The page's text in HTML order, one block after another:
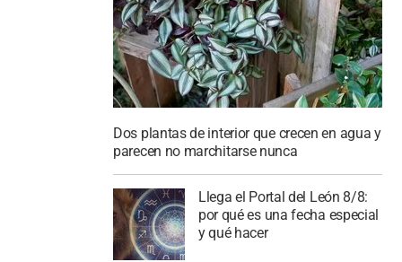
Dos plantas de interior que crecen en agua y
parecen no marchitarse nunca
Llega el Portal del León 8/8:
por qué es una fecha especial
y qué hacer